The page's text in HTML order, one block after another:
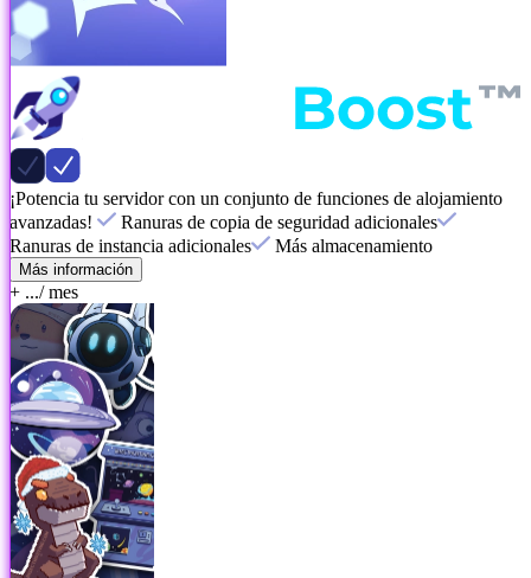
¡Potencia tu servidor con un conjunto de funciones de alojamiento
avanzadas!
Ranuras de copia de seguridad adicionales
Ranuras de instancia adicionales
Más almacenamiento
Más información
+ .../ mes